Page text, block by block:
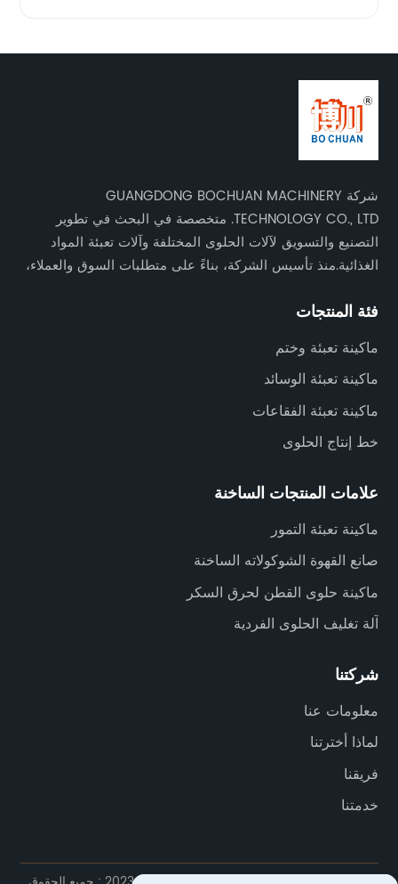
شركة GUANGDONG BOCHUAN MACHINERY
TECHNOLOGY CO., LTD. متخصصة في البحث في تطوير
التصنيع والتسويق لآلات الحلوى المختلفة وآلات تعبئة المواد
الغذائية.منذ تأسيس الشركة، بناءً على متطلبات السوق والعملاء،
وتصنيع سلسلة من آلات الحلوى وآلات تعبئة المواد الغذائية عالية
بالخارج.أنشأت شركتنا علاقات تجارية جيدة مع العديد من البلدان
في العالم، بما في ذلك الولايات المتحدة وروسيا والهند والمملكة
المتحدة وباكستان وغيرها، لمساعدة العملاء على تطوير منتجات
تحقيق فوائد اقتصادية للعملاء.آلات الحلوى الغذائية: خطوط إنتاج
الصلبة والحلوى اللوحية؛آلات التعبئة والتغليف: آلة التعبئة
العمودية، آلة تغليف الوسائد، آلة تعبئة الفقاعة المسطحة.
فئة المنتجات
ماكينة تعبئة وختم
ماكينة تعبئة الوسائد
ماكينة تعبئة الفقاعات
خط إنتاج الحلوى
علامات المنتجات الساخنة
ماكينة تعبئة التمور
صانع القهوة الشوكولاته الساخنة
ماكينة حلوى القطن لحرق السكر
آلة تغليف الحلوى الفردية
شركتنا
معلومات عنا
لماذا أخترتنا
فريقنا
خدمتنا